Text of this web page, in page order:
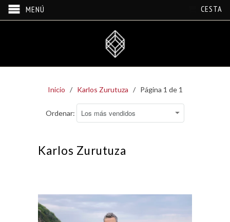
MENÚ CESTA
Inicio / Karlos Zurutuza / Página 1 de 1
Ordenar:
Karlos Zurutuza